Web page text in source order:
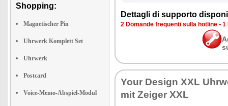
Shopping:
Magnetischer Pin
Uhrwerk Komplett Set
Uhrwerk
Postcard
Voice-Memo-Abspiel-Modul
Dettagli di supporto
2 Domande frequenti sulla hotline • 1
Your Design XXL
mit Zeiger XXL